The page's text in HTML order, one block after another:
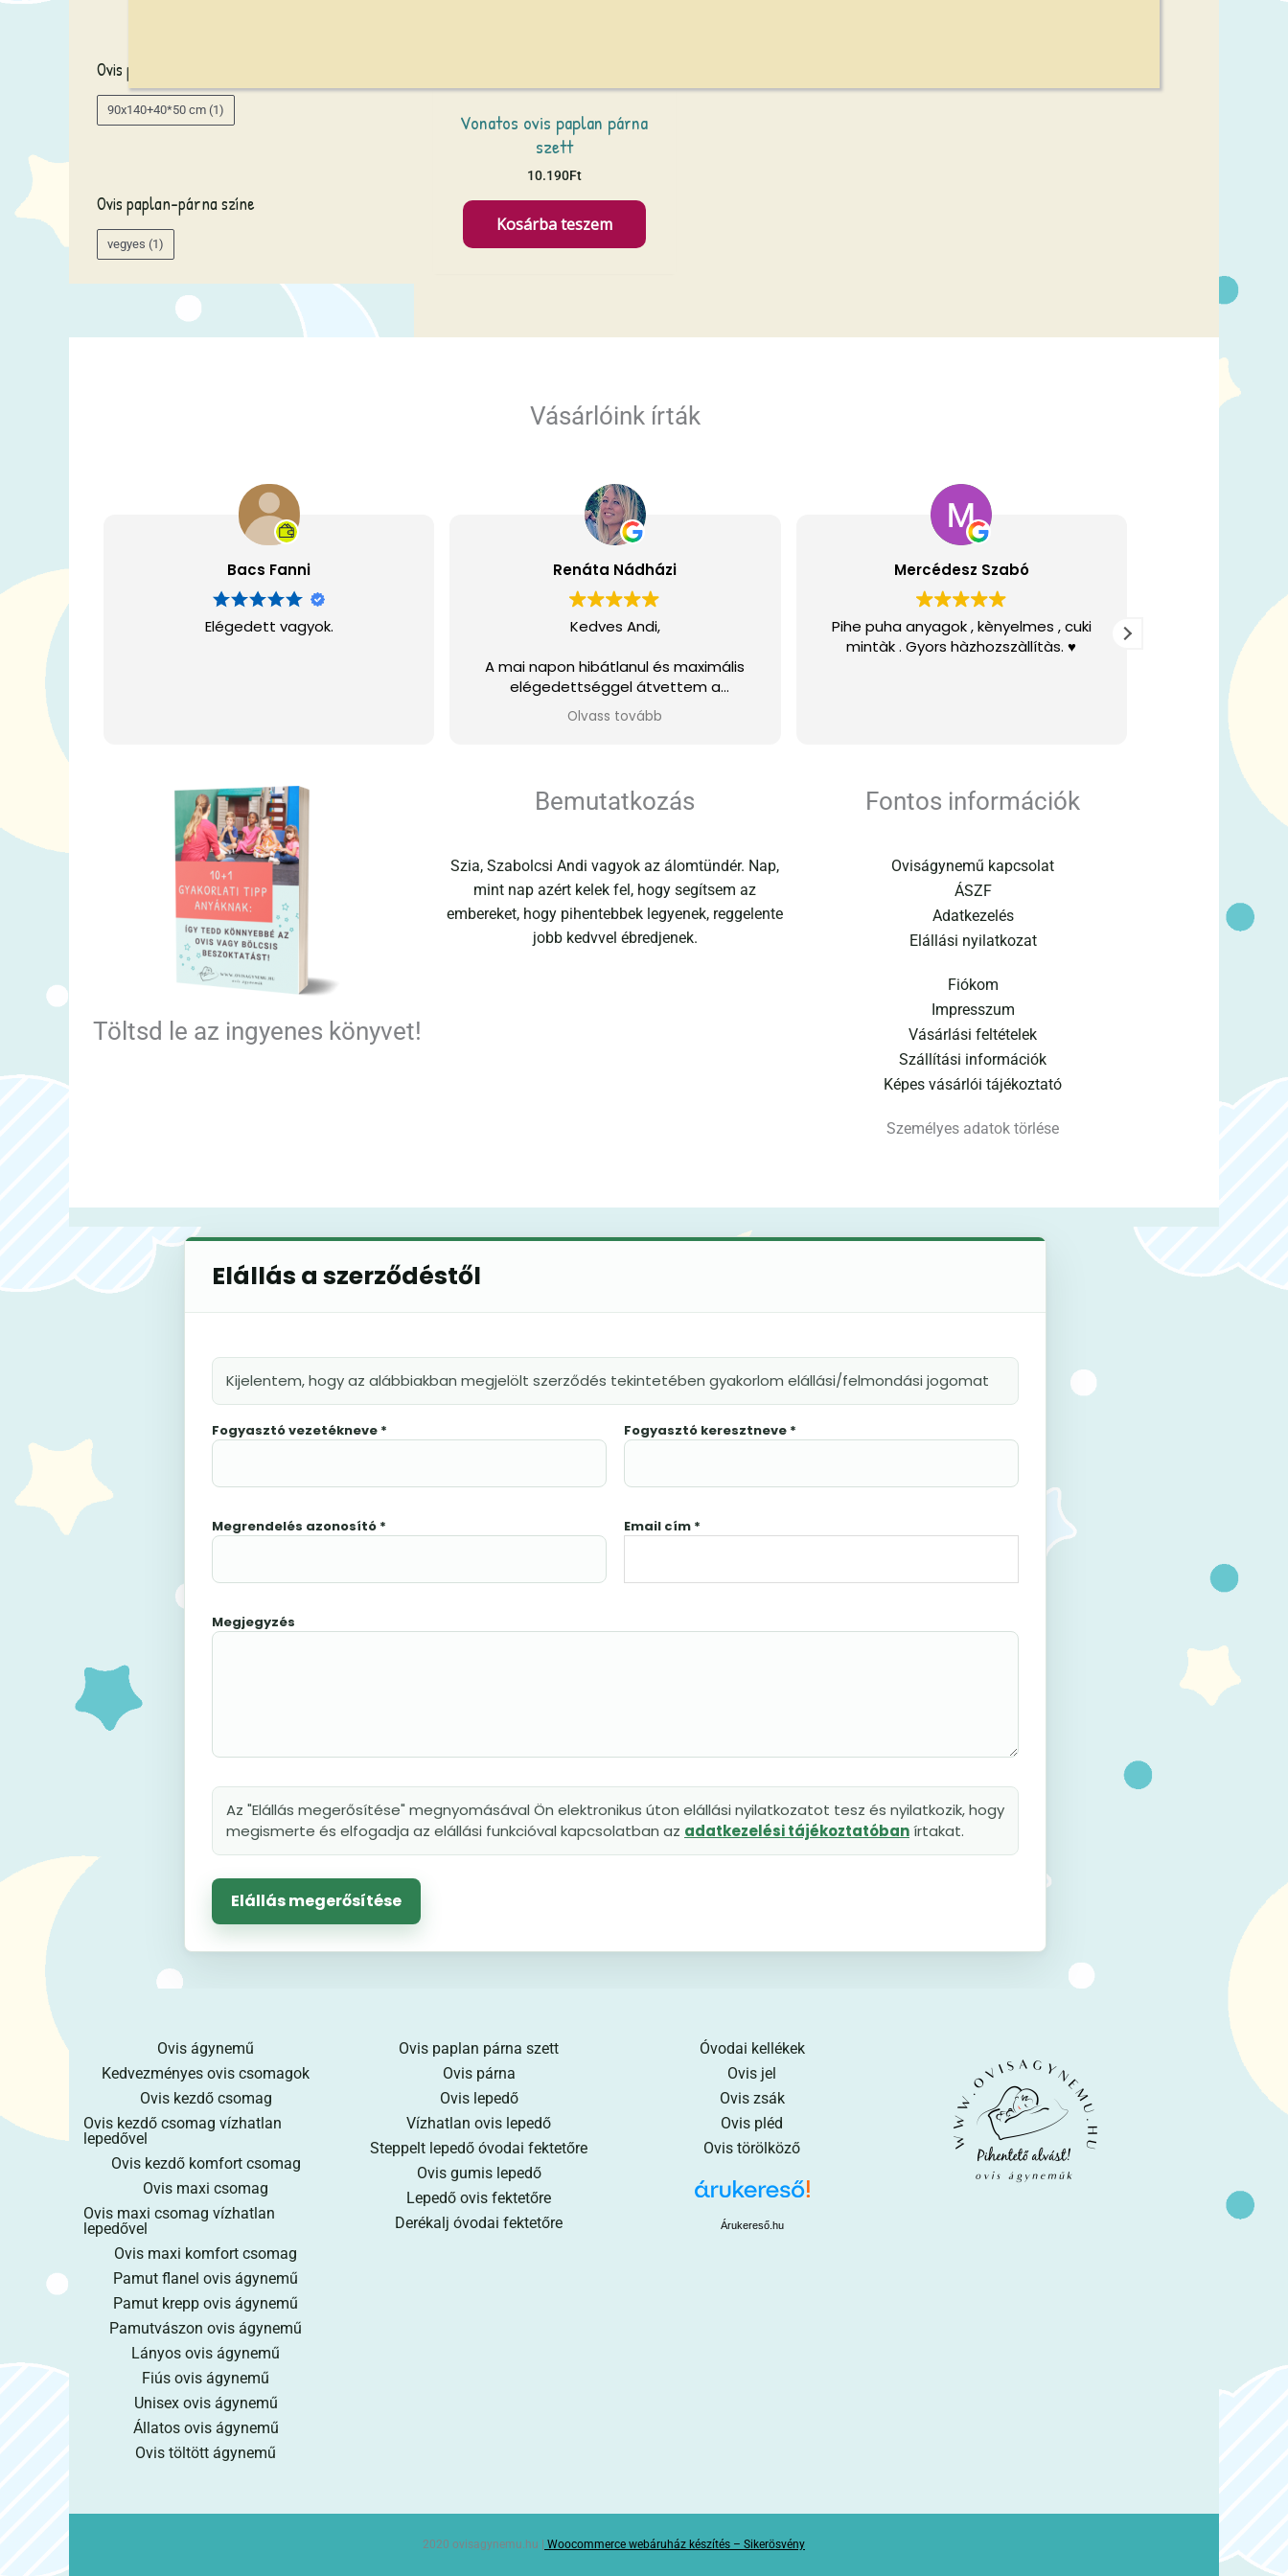
t
k
e
r
e
:
Ovis paplan-párna mérete
90x140+40*50 cm (1)
Ovis paplan-párna színe
vegyes (1)
Vonatos ovis paplan párna
szett
10.190Ft
Kosárba teszem
Vásárlóink írták
Bacs Fanni
Elégedett vagyok.
Renáta Nádházi
Kedves Andi,
A mai napon hibátlanul és maximális
elégedettséggel átvettem a
rendelésem!
Olvass tovább
Mercédesz Szabó
Pihe puha anyagok , kènyelmes , cuki
mintàk . Gyors hàzhozszàllítàs. ♥️
Gyors
Töltsd le az ingyenes könyvet!
Bemutatkozás
Szia, Szabolcsi Andi vagyok az álomtündér. Nap,
mint nap azért kelek fel, hogy segítsem az
embereket, hogy pihentebbek legyenek, reggelente
jobb kedvvel ébredjenek.
Fontos információk
Oviságynemű kapcsolat
ÁSZF
Adatkezelés
Elállási nyilatkozat
Fiókom
Impresszum
Vásárlási feltételek
Szállítási információk
Képes vásárlói tájékoztató
Személyes adatok törlése
Elállás a szerződéstől
Kijelentem, hogy az alábbiakban megjelölt szerződés tekintetében gyakorlom elállási/felmondási jogomat
Fogyasztó vezetékneve * Fogyasztó keresztneve *
Megrendelés azonosító * Email cím *
Megjegyzés
Az "Elállás megerősítése" megnyomásával Ön elektronikus úton elállási nyilatkozatot tesz és nyilatkozik, hogy
megismerte és elfogadja az elállási funkcióval kapcsolatban az adatkezelési tájékoztatóbanírtakat.
Elállás megerősítése
Ovis ágynemű
Kedvezményes ovis csomagok
Ovis kezdő csomag
Ovis kezdő csomag vízhatlan
lepedővel
Ovis kezdő komfort csomag
Ovis maxi csomag
Ovis maxi csomag vízhatlan
lepedővel
Ovis maxi komfort csomag
Pamut flanel ovis ágynemű
Pamut krepp ovis ágynemű
Pamutvászon ovis ágynemű
Lányos ovis ágynemű
Fiús ovis ágynemű
Unisex ovis ágynemű
Állatos ovis ágynemű
Ovis töltött ágynemű
Ovis paplan párna szett
Ovis párna
Ovis lepedő
Vízhatlan ovis lepedő
Steppelt lepedő óvodai fektetőre
Ovis gumis lepedő
Lepedő ovis fektetőre
Derékalj óvodai fektetőre
Óvodai kellékek
Ovis jel
Ovis zsák
Ovis pléd
Ovis törölköző
Árukereső.hu
2020 ovisagynemu.hu | Woocommerce webáruház készítés – Sikerösvény